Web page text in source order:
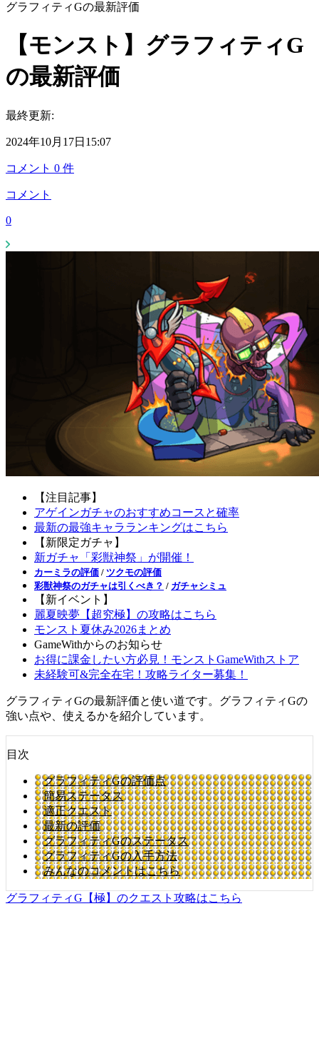
グラフィティGの最新評価
【モンスト】グラフィティG
の最新評価
最終更新:
2024年10月17日15:07
コメント 0 件
コメント
0
【注目記事】
アゲインガチャのおすすめコースと確率
最新の最強キャラランキングはこちら
【新限定ガチャ】
新ガチャ「彩獣神祭」が開催！
カーミラの評価 / ツクモの評価
彩獣神祭のガチャは引くべき？ / ガチャシミュ
【新イベント】
麗夏映夢【超究極】の攻略はこちら
モンスト夏休み2026まとめ
GameWithからのお知らせ
お得に課金したい方必見！モンストGameWithストア
未経験可&完全在宅！攻略ライター募集！
グラフィティGの最新評価と使い道です。グラフィティGの
強い点や、使えるかを紹介しています。
目次
グラフィティGの評価点
簡易ステータス
適正クエスト
最新の評価
グラフィティGのステータス
グラフィティGの入手方法
みんなのコメントはこちら
グラフィティG【極】のクエスト攻略はこちら